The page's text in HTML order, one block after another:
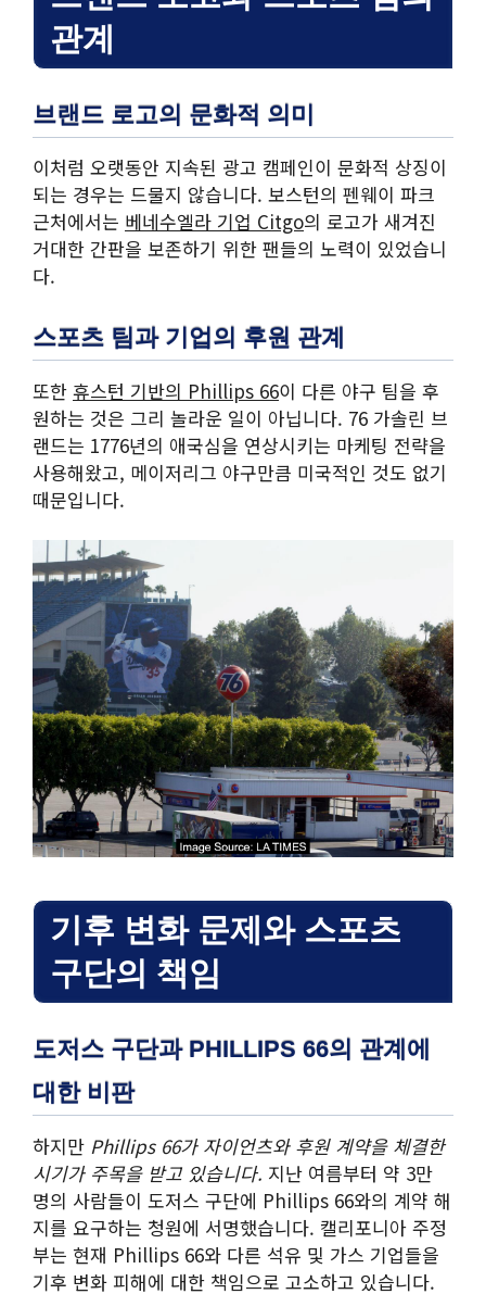
관계
브랜드 로고의 문화적 의미
이처럼 오랫동안 지속된 광고 캠페인이 문화적 상징이
되는 경우는 드물지 않습니다. 보스턴의 펜웨이 파크
근처에서는 베네수엘라 기업 Citgo의 로고가 새겨진
거대한 간판을 보존하기 위한 팬들의 노력이 있었습니
다.
스포츠 팀과 기업의 후원 관계
또한 휴스턴 기반의 Phillips 66이 다른 야구 팀을 후
원하는 것은 그리 놀라운 일이 아닙니다. 76 가솔린 브
랜드는 1776년의 애국심을 연상시키는 마케팅 전략을
사용해왔고, 메이저리그 야구만큼 미국적인 것도 없기
때문입니다.
기후 변화 문제와 스포츠
구단의 책임
도저스 구단과 PHILLIPS 66의 관계에
대한 비판
하지만 Phillips 66가 자이언츠와 후원 계약을 체결한
시기가 주목을 받고 있습니다. 지난 여름부터 약 3만
명의 사람들이 도저스 구단에 Phillips 66와의 계약 해
지를 요구하는 청원에 서명했습니다. 캘리포니아 주정
부는 현재 Phillips 66와 다른 석유 및 가스 기업들을
기후 변화 피해에 대한 책임으로 고소하고 있습니다.